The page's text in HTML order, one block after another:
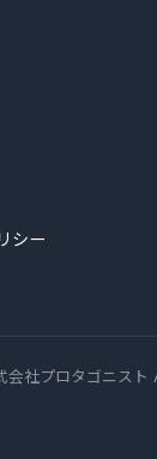
シー
社プロタゴニスト